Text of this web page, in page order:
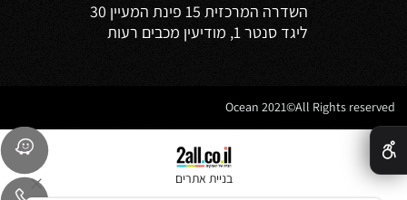
השדרה המרכזית 15 פינת המעיין 30
ליגד סנטר 1, מודיעין מכבים רעות
בניית אתרים